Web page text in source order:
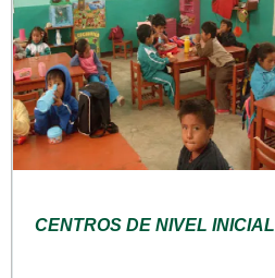
CENTROS DE NIVEL INICIAL